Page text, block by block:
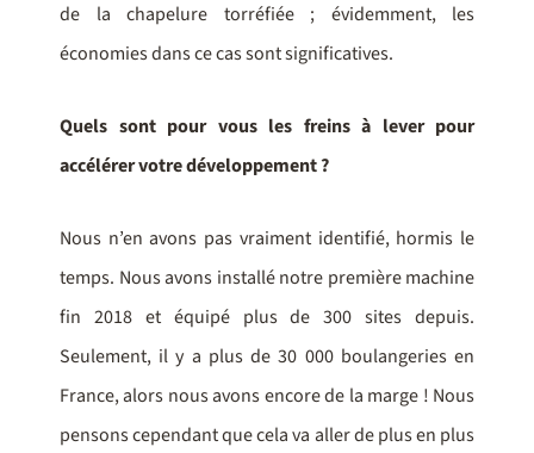
de la chapelure torréfiée ; évidemment, les
économies dans ce cas sont significatives.
Quels sont pour vous les freins à lever pour
accélérer votre développement ?
Nous n’en avons pas vraiment identifié, hormis le
temps. Nous avons installé notre première machine
fin 2018 et équipé plus de 300 sites depuis.
Seulement, il y a plus de 30 000 boulangeries en
France, alors nous avons encore de la marge ! Nous
pensons cependant que cela va aller de plus en plus